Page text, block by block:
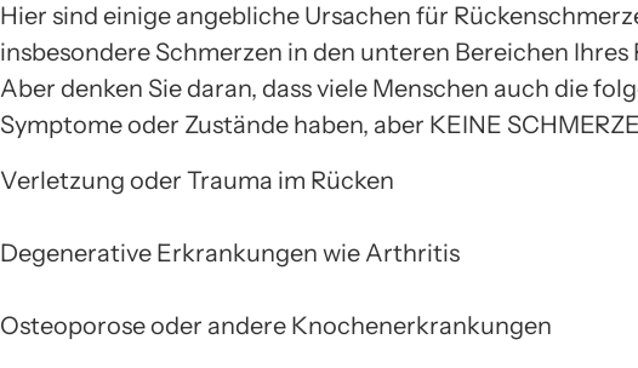
Hier sind einige angebliche Ursachen für
insbesondere Schmerzen in den unteren Bereichen Ihres
Aber denken Sie daran, dass viele Menschen auch die
Symptome oder Zustände haben, aber KEINE
Verletzung oder Trauma im Rücken
Degenerative Erkrankungen wie Arthritis
Osteoporose oder andere Knochenerkrankungen